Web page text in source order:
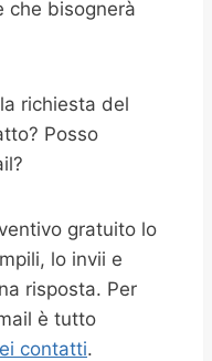
che bisognerà
richiesta del
Posso
gratuito lo
lo invii e
risposta. Per
è tutto
contatti.